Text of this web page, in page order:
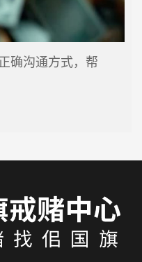
确沟通方式，帮